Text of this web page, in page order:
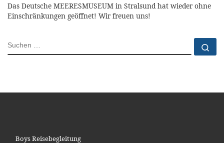
Das Deutsche MEERESMUSEUM in Stralsund hat wieder ohne
Einschränkungen geöffnet! Wir freuen uns!
SUCHE
Boys Reisebegleitung